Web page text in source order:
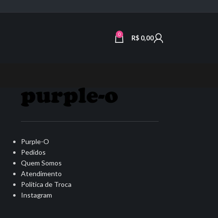
0 R$ 0,00
Purple-O
Pedidos
Quem Somos
Atendimento
Política de Troca
Instagram